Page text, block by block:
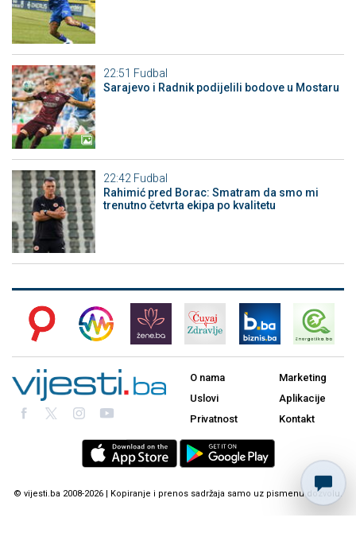
22:51 Fudbal
Sarajevo i Radnik podijelili bodove u Mostaru
22:42 Fudbal
Rahimić pred Borac: Smatram da smo mi
trenutno četvrta ekipa po kvalitetu
O nama
Uslovi
Privatnost
Marketing
Aplikacije
Kontakt
© vijesti.ba 2008-2026 | Kopiranje i prenos sadržaja samo uz pismenu dozvolu.